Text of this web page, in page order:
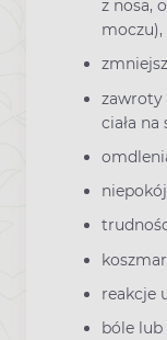
z nosa,
moczu),
zawroty
ciała na
reakcje
bóle lub